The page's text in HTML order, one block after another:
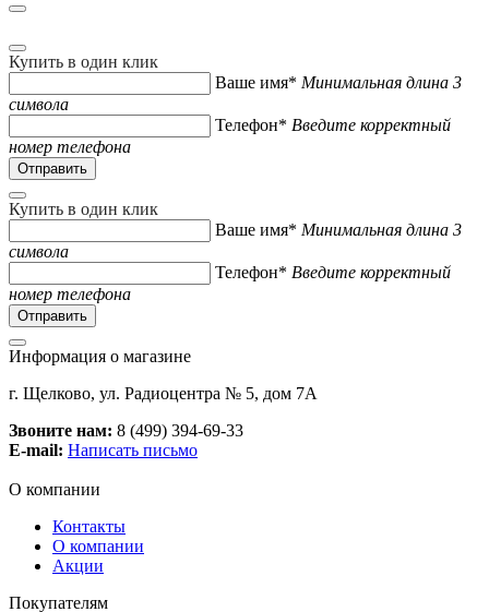
Купить в один клик
Ваше имя* Минимальная длина 3
символа
Телефон* Введите корректный
номер телефона
Купить в один клик
Ваше имя* Минимальная длина 3
символа
Телефон* Введите корректный
номер телефона
Информация о магазине
г. Щелково, ул. Радиоцентра № 5, дом 7А
Звоните нам: 8 (499) 394-69-33
E-mail: Написать письмо
О компании
Контакты
О компании
Акции
Покупателям